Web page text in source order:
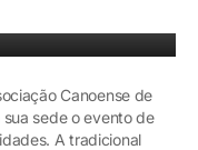
Canoense de
sede o evento de
A tradicional